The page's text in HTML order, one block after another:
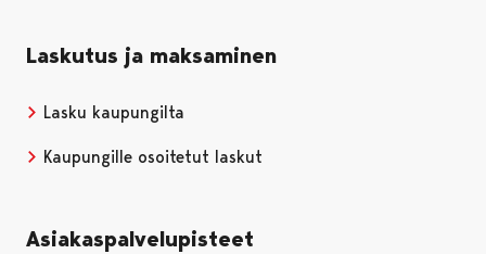
Laskutus ja maksaminen
Lasku kaupungilta
Kaupungille osoitetut laskut
Asiakaspalvelupisteet